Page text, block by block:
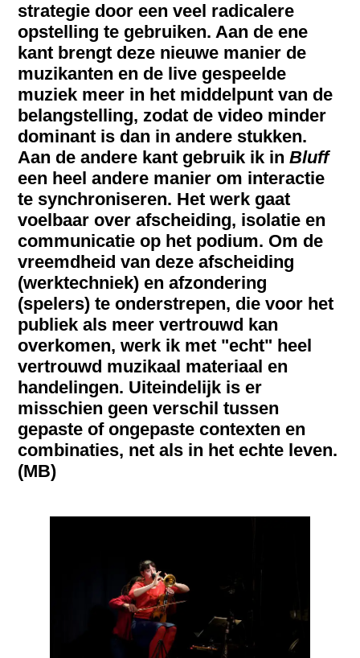
strategie door een veel radicalere
opstelling te gebruiken. Aan de ene
kant brengt deze nieuwe manier de
muzikanten en de live gespeelde
muziek meer in het middelpunt van de
belangstelling, zodat de video minder
dominant is dan in andere stukken.
Aan de andere kant gebruik ik inBluff
een heel andere manier om interactie
te synchroniseren. Het werk gaat
voelbaar over afscheiding, isolatie en
communicatie op het podium. Om de
vreemdheid van deze afscheiding
(werktechniek) en afzondering
(spelers) te onderstrepen, die voor het
publiek als meer vertrouwd kan
overkomen, werk ik met "echt" heel
vertrouwd muzikaal materiaal en
handelingen. Uiteindelijk is er
misschien geen verschil tussen
gepaste of ongepaste contexten en
combinaties, net als in het echte leven.
(MB)